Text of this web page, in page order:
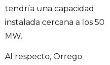
tendría una capacidad
instalada cercana a los 50
MW.
Al respecto, Orrego